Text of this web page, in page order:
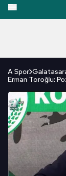
A Spor
Erman Toroğlu: